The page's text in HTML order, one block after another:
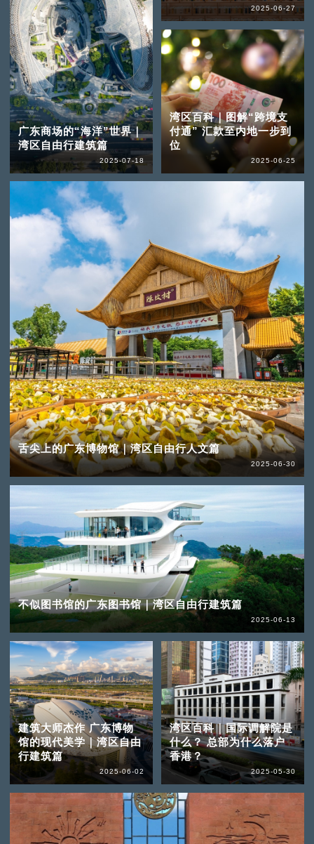
广东商场的“海洋”世界｜
湾区自由行建筑篇
2025-07-18
舌尖上的广东博物馆｜湾区自由行人文篇
2025-06-30
2025-06-27
湾区百科｜图解“跨境支
付通” 汇款至内地一步到
位
2025-06-25
不似图书馆的广东图书馆｜湾区自由行建筑篇
2025-06-13
建筑大师杰作 广东博物
馆的现代美学｜湾区自由
行建筑篇
2025-06-02
湾区百科｜国际调解院是
什么？ 总部为什么落户
香港？
2025-05-30